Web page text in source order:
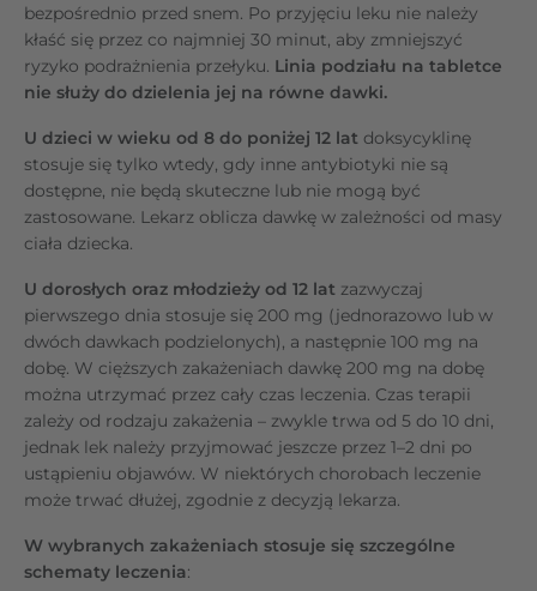
bezpośrednio przed snem. Po przyjęciu leku nie należy
kłaść się przez co najmniej 30 minut, aby zmniejszyć
ryzyko podrażnienia przełyku. Linia podziału na tabletce
nie służy do dzielenia jej na równe dawki.
U dzieci w wieku od 8 do poniżej 12 lat doksycyklinę
stosuje się tylko wtedy, gdy inne antybiotyki nie są
dostępne, nie będą skuteczne lub nie mogą być
zastosowane. Lekarz oblicza dawkę w zależności od masy
ciała dziecka.
U dorosłych oraz młodzieży od 12 lat zazwyczaj
pierwszego dnia stosuje się 200 mg (jednorazowo lub w
dwóch dawkach podzielonych), a następnie 100 mg na
dobę. W cięższych zakażeniach dawkę 200 mg na dobę
można utrzymać przez cały czas leczenia. Czas terapii
zależy od rodzaju zakażenia – zwykle trwa od 5 do 10 dni,
jednak lek należy przyjmować jeszcze przez 1–2 dni po
ustąpieniu objawów. W niektórych chorobach leczenie
może trwać dłużej, zgodnie z decyzją lekarza.
W wybranych zakażeniach stosuje się szczególne
schematy leczenia: